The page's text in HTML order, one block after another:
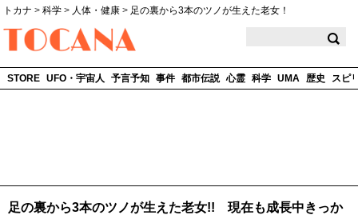
トカナ > 科学 > 人体・健康 > 足の裏から3本のツノが生えた老女！
STORE UFO・宇宙人 予言予知 事件 都市伝説 心霊 科学 UMA 歴史 スピ
足の裏から3本のツノが生えた老女!! 現在も成長中きっか